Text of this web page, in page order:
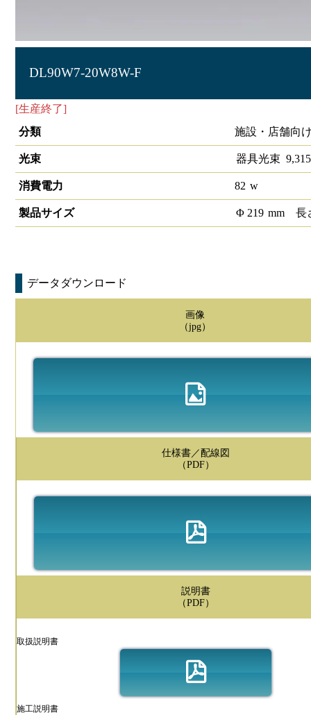
DL90W7-20W8W-F
[生産終了]
分類
施設・店舗向
光束 器具光束 9,315
消費電力 82 w
製品サイズ Φ 219 mm 長
データダウンロード
画像
（jpg）
仕様書／配線図
（PDF）
説明書
（PDF）
取扱説明書
施工説明書